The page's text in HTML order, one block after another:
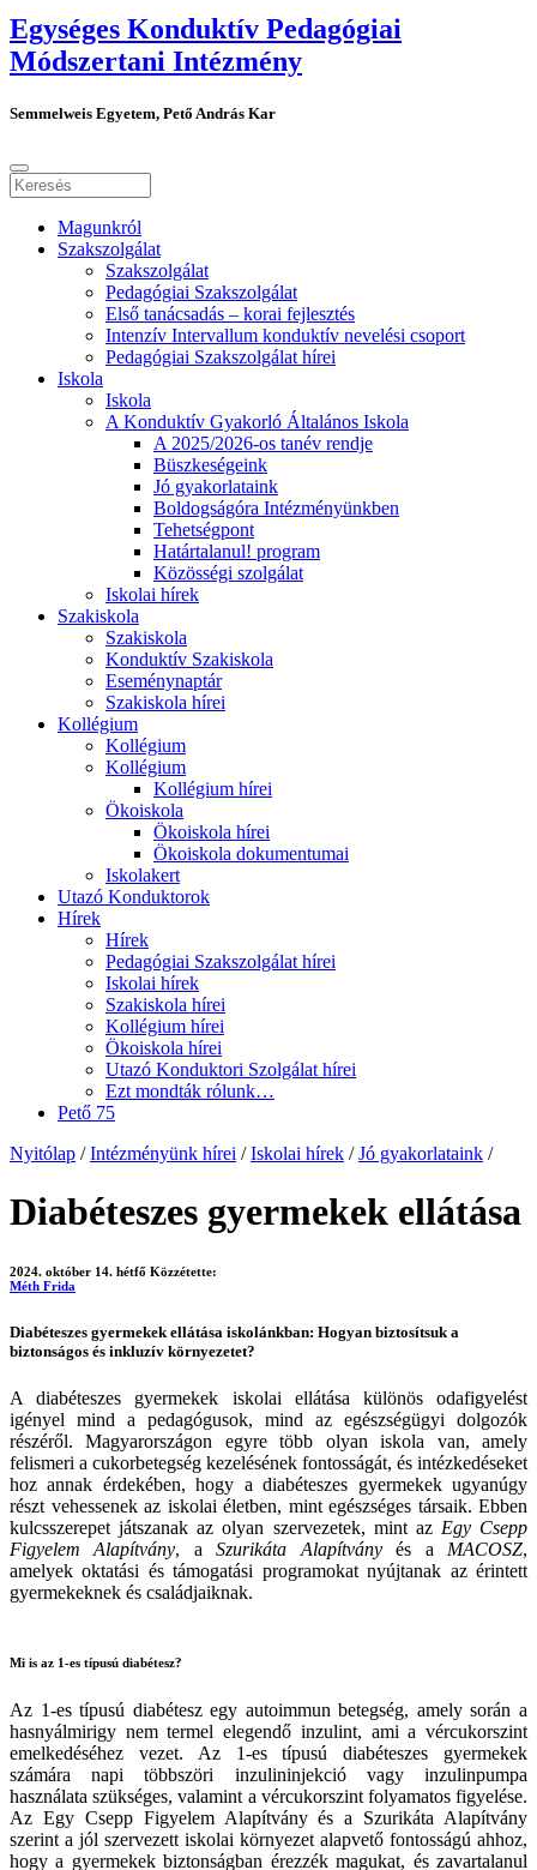
Egységes Konduktív Pedagógiai
Módszertani Intézmény
Semmelweis Egyetem, Pető András Kar
Magunkról
Szakszolgálat
Szakszolgálat
Pedagógiai Szakszolgálat
Első tanácsadás – korai fejlesztés
Intenzív Intervallum konduktív nevelési csoport
Pedagógiai Szakszolgálat hírei
Iskola
Iskola
A Konduktív Gyakorló Általános Iskola
A 2025/2026-os tanév rendje
Büszkeségeink
Jó gyakorlataink
Boldogságóra Intézményünkben
Tehetségpont
Határtalanul! program
Közösségi szolgálat
Iskolai hírek
Szakiskola
Szakiskola
Konduktív Szakiskola
Eseménynaptár
Szakiskola hírei
Kollégium
Kollégium
Kollégium
Kollégium hírei
Ökoiskola
Ökoiskola hírei
Ökoiskola dokumentumai
Iskolakert
Utazó Konduktorok
Hírek
Hírek
Pedagógiai Szakszolgálat hírei
Iskolai hírek
Szakiskola hírei
Kollégium hírei
Ökoiskola hírei
Utazó Konduktori Szolgálat hírei
Ezt mondták rólunk…
Pető 75
Nyitólap / Intézményünk hírei / Iskolai hírek / Jó gyakorlataink /
Diabéteszes gyermekek ellátása
2024. október 14. hétfő Közzétette:
Méth Frida
Diabéteszes gyermekek ellátása iskolánkban: Hogyan biztosítsuk a
biztonságos és inkluzív környezetet?
A diabéteszes gyermekek iskolai ellátása különös odafigyelést
igényel mind a pedagógusok, mind az egészségügyi dolgozók
részéről. Magyarországon egyre több olyan iskola van, amely
felismeri a cukorbetegség kezelésének fontosságát, és intézkedéseket
hoz annak érdekében, hogy a diabéteszes gyermekek ugyanúgy
részt vehessenek az iskolai életben, mint egészséges társaik. Ebben
kulcsszerepet játszanak az olyan szervezetek, mint az Egy Csepp
Figyelem Alapítvány, aSzurikáta Alapítványés a MACOSZ,
amelyek oktatási és támogatási programokat nyújtanak az érintett
gyermekeknek és családjaiknak.
Mi is az 1-es típusú diabétesz?
Az 1-es típusú diabétesz egy autoimmun betegség, amely során a
hasnyálmirigy nem termel elegendő inzulint, ami a vércukorszint
emelkedéséhez vezet. Az 1-es típusú diabéteszes gyermekek
számára napi többszöri inzulininjekció vagy inzulinpumpa
használata szükséges, valamint a vércukorszint folyamatos figyelése.
Az Egy Csepp Figyelem Alapítvány és a Szurikáta Alapítvány
szerint a jól szervezett iskolai környezet alapvető fontosságú ahhoz,
hogy a gyermekek biztonságban érezzék magukat, és zavartalanul